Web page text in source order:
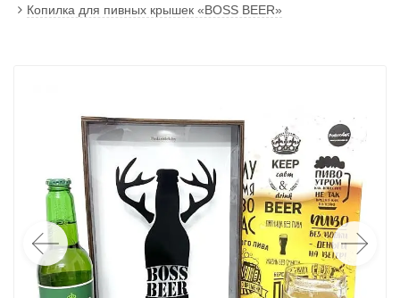
Копилка для пивных крышек «BOSS BEER»